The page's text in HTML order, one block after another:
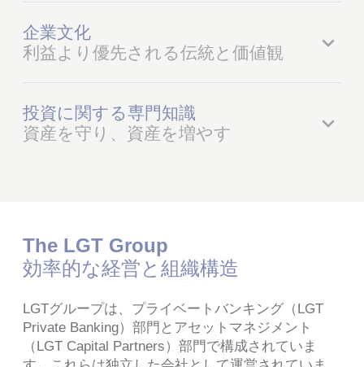
企業文化
利益より優先される伝統と価値観
投資に関する専門知識
資産を守り、資産を増やす
The LGT Group
効率的な経営と組織構造
LGTグループは、プライベートバンキング（LGT
Private Banking）部門とアセットマネジメント
（LGT Capital Partners）部門で構成されていま